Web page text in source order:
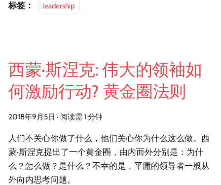
标签： leadership
西蒙·斯涅克: 伟大的领袖如
何激励行动? 黄金圈法则
2018年9月5日 · 阅读需 1 分钟
人们不关心你做了什么，他们关心你为什么这么做。西
蒙·斯涅克提出了一个黄金圈，由内而外分别是：为什
么？怎么做？是什么？不幸的是，平庸的领导者一般从
外向内思考问题。